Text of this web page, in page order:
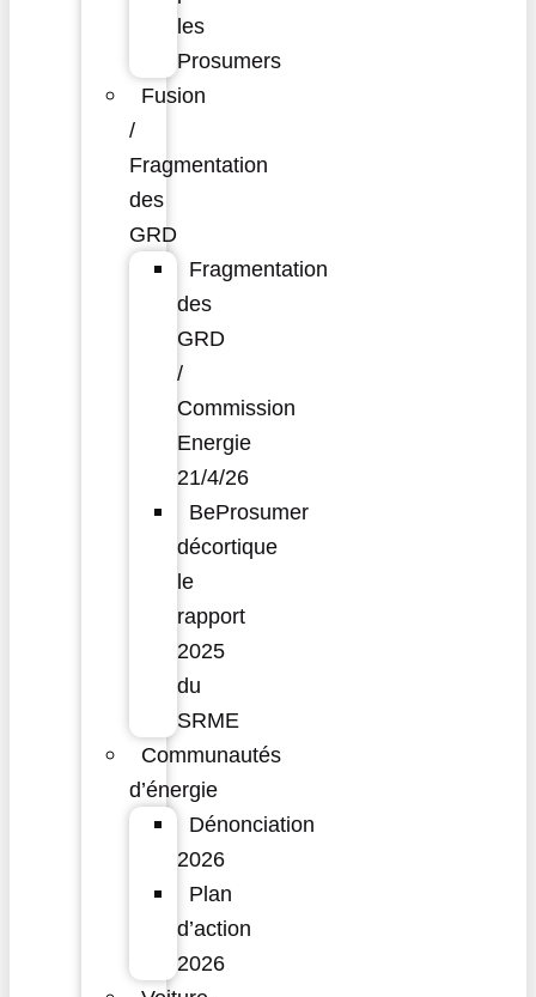
les
Prosumers
Fusion
/
Fragmentation
des
GRD
Fragmentation
des
GRD
/
Commission
Energie
21/4/26
BeProsumer
décortique
le
rapport
2025
du
SRME
Communautés
d’énergie
Dénonciation
2026
Plan
d’action
2026